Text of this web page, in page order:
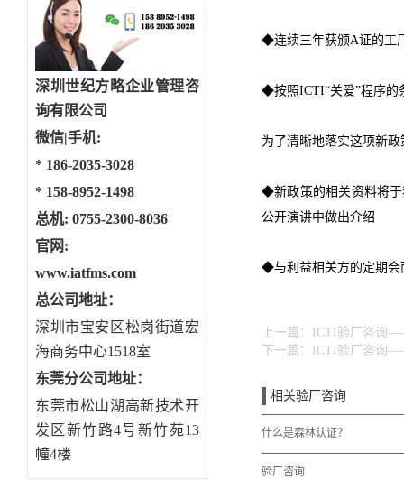
深圳世纪方略企业管理咨
询有限公司
微信|手机:
* 186-2035-3028
* 158-8952-1498
总机: 0755-2300-8036
官网:
www.iatfms.com
总公司地址：
深圳市宝安区松岗街道宏
海商务中心1518室
东莞分公司地址：
东莞市松山湖高新技术开
发区新竹路4号新竹苑13
幢4楼
◆连续三年获颁A证的工
◆按照ICTI“关爱”程序的
为了清晰地落实这项新
◆新政策的相关资料将于
公开演讲中做出介绍
◆与利益相关方的定期会
上一篇：
ICTI验厂咨询
下一篇：
ICTI验厂咨询
相关验厂咨询
什么是森林认证？
验厂咨询